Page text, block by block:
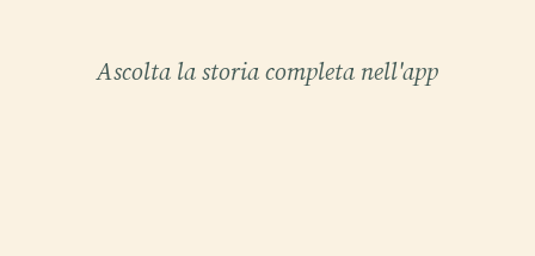
Ascolta la storia completa nell'app